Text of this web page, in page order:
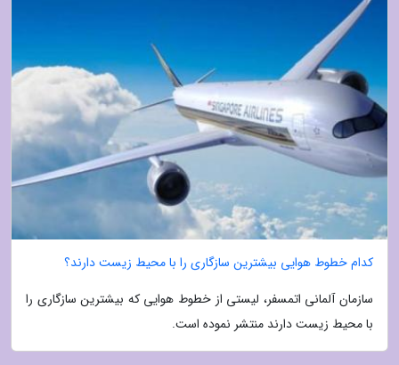
کدام خطوط هوایی بیشترین سازگاری را با محیط زیست دارند؟
سازمان آلمانی اتمسفر، لیستی از خطوط هوایی که بیشترین سازگاری را
با محیط زیست دارند منتشر نموده است.